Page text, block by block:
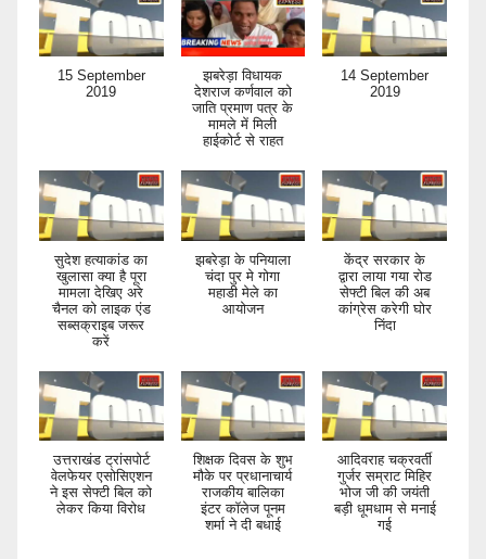
15 September
2019
झबरेड़ा विधायक
देशराज कर्णवाल को
जाति प्रमाण पत्र के
मामले में मिली
हाईकोर्ट से राहत
14 September
2019
सुदेश हत्याकांड का
खुलासा क्या है पूरा
मामला देखिए अरे
चैनल को लाइक एंड
सब्सक्राइब जरूर
करें
झबरेड़ा के पनियाला
चंदा पुर मे गोगा
महाडी मेले का
आयोजन
केंद्र सरकार के
द्वारा लाया गया रोड
सेफ्टी बिल की अब
कांग्रेस करेगी घोर
निंदा
उत्तराखंड ट्रांसपोर्ट
वेलफेयर एसोसिएशन
ने इस सेफ्टी बिल को
लेकर किया विरोध
शिक्षक दिवस के शुभ
मौके पर प्रधानाचार्य
राजकीय बालिका
इंटर कॉलेज पूनम
शर्मा ने दी बधाई
आदिवराह चक्रवर्ती
गुर्जर सम्राट मिहिर
भोज जी की जयंती
बड़ी धूमधाम से मनाई
गई